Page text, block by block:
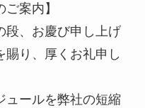
案内】
段、お慶び申し上げ
賜り、厚くお礼申し
ュールを弊社の短縮